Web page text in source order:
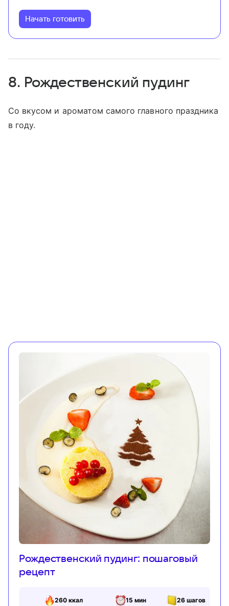
Начать готовить
8. Рождественский пудинг
Со вкусом и ароматом самого главного праздника
в году.
Рождественский пудинг: пошаговый
рецепт
260ккал 15 мин 26 шагов